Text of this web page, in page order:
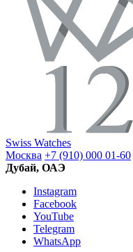
Swiss Watches
Москва +7 (910) 000 01-60
Дубай, ОАЭ
Instagram
Facebook
YouTube
Telegram
WhatsApp